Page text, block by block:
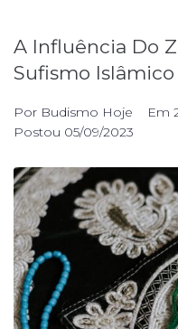
A Influência Do
Sufismo Islâmico
Por Budismo Hoje Em
Postou 05/09/2023